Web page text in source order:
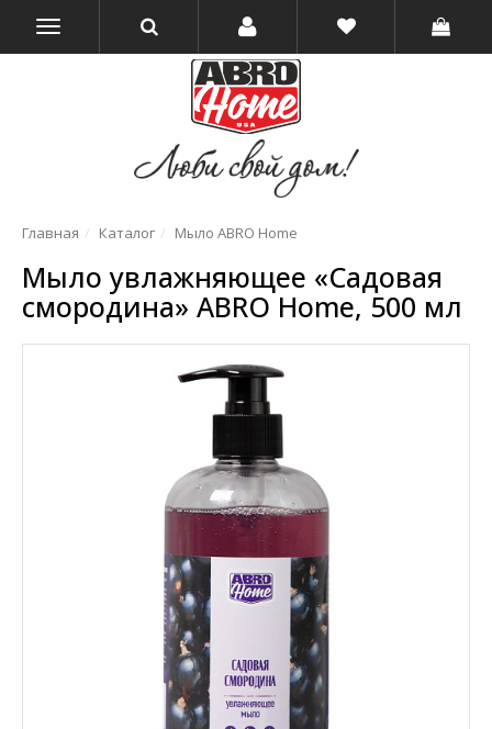
Главная Каталог Мыло ABRO Home
Мыло увлажняющее «Садовая
смородина» ABRO Home, 500 мл